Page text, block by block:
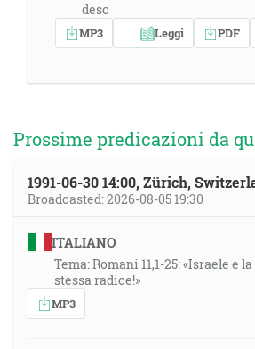
desc
MP3 Leggi PDF
Prossime predicazioni da
1991-06-30 14:00, Zürich,
Broadcasted: 2026-08-05 19:30
ITALIANO
Tema: Romani 11,1-25: «Israele e
stessa radice!»
MP3